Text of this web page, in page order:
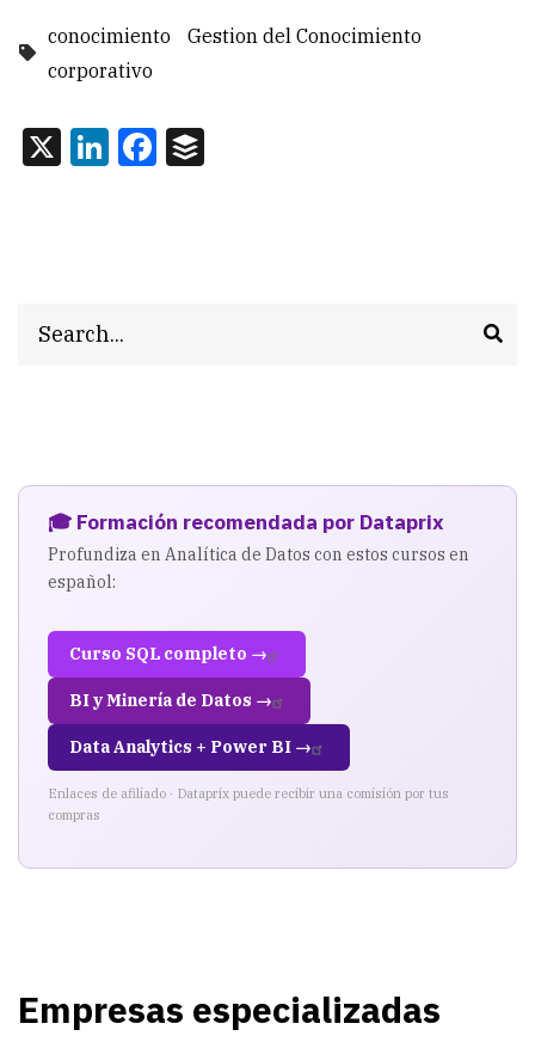
conocimiento
Gestion del Conocimiento
corporativo
X LinkedIn
Facebook
🎓 Formación recomendada por Dataprix
Profundiza en Analítica de Datos con estos cursos en
español:
Curso SQL completo →
BI y Minería de Datos →
Data Analytics + Power BI →
Enlaces de afiliado · Dataprix puede recibir una comisión por tus
compras
Empresas especializadas